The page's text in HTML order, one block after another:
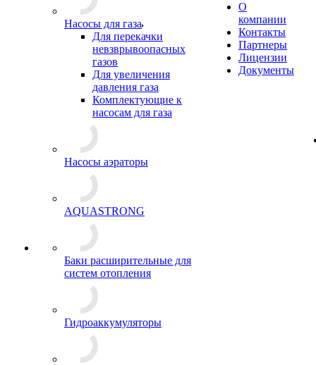
Насосы для газа
Для перекачки
невзврывоопасных
газов
Для увеличения
давления газа
Комплектующие к
насосам для газа
Насосы аэраторы
AQUASTRONG
Баки расширительные для
систем отопления
Гидроаккумуляторы
О
компании
Контакты
Партнеры
Лицензии
Документы